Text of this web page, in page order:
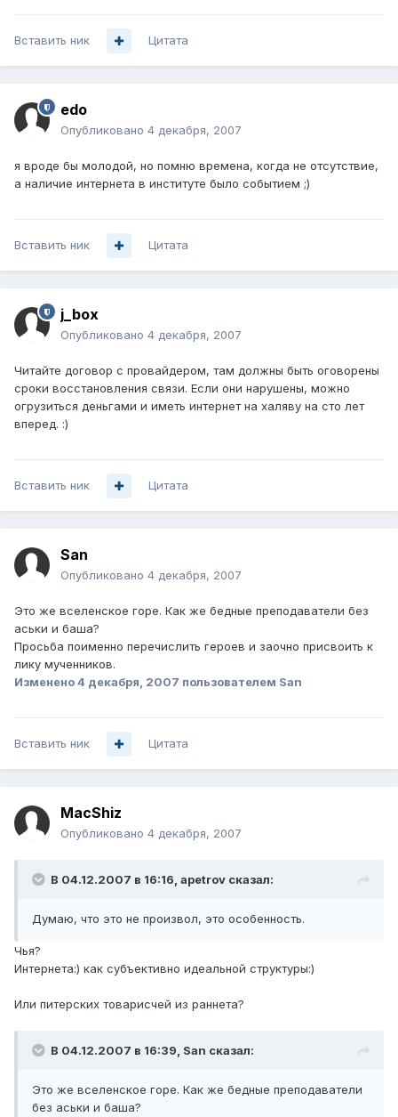
Вставить ник Цитата
edo
Опубликовано 4 декабря, 2007
я вроде бы молодой, но помню времена, когда не отсутствие,
а наличие интернета в институте было событием ;)
Вставить ник Цитата
j_box
Опубликовано 4 декабря, 2007
Читайте договор с провайдером, там должны быть оговорены
сроки восстановления связи. Если они нарушены, можно
огрузиться деньгами и иметь интернет на халяву на сто лет
вперед. :)
Вставить ник Цитата
San
Опубликовано 4 декабря, 2007
Это же вселенское горе. Как же бедные преподаватели без
аськи и баша?
Просьба поименно перечислить героев и заочно присвоить к
лику мученников.
Изменено4 декабря, 2007 пользователем San
Вставить ник Цитата
MacShiz
Опубликовано 4 декабря, 2007
В 04.12.2007 в 16:16, apetrov сказал:
Думаю, что это не произвол, это особенность.
Чья?
Интернета:) как субъективно идеальной структуры:)
Или питерских товарисчей из раннета?
В 04.12.2007 в 16:39, San сказал:
Это же вселенское горе. Как же бедные преподаватели
без аськи и баша?